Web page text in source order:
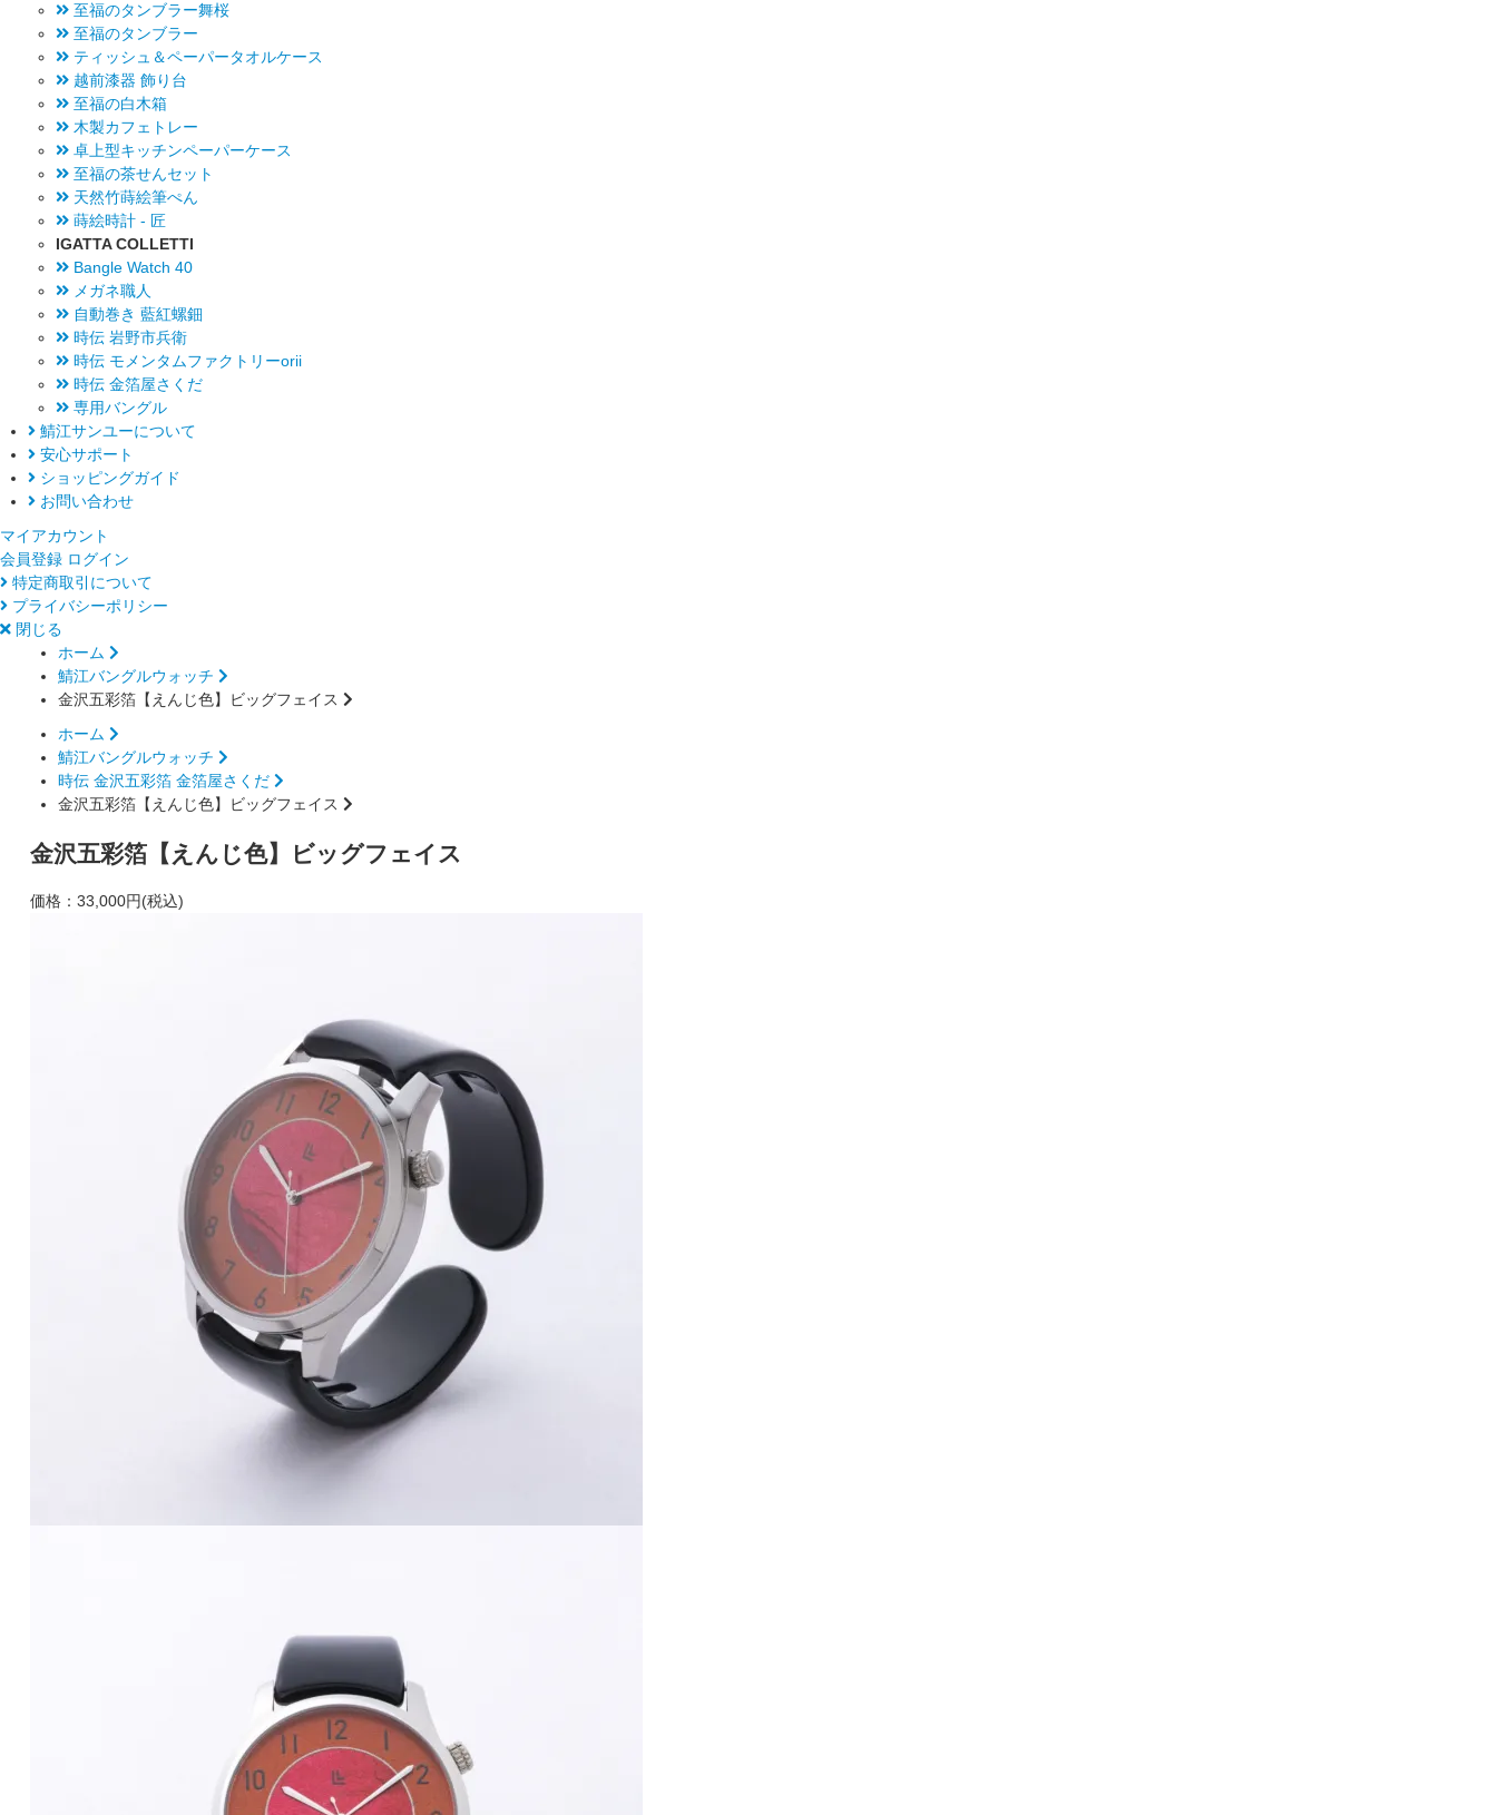
至福のタンブラー舞桜
至福のタンブラー
ティッシュ＆ペーパータオルケース
越前漆器 飾り台
至福の白木箱
木製カフェトレー
卓上型キッチンペーパーケース
至福の茶せんセット
天然竹蒔絵筆ぺん
蒔絵時計 - 匠
IGATTA COLLETTI
Bangle Watch 40
メガネ職人
自動巻き 藍紅螺鈿
時伝 岩野市兵衛
時伝 モメンタムファクトリーorii
時伝 金箔屋さくだ
専用バングル
鯖江サンユーについて
安心サポート
ショッピングガイド
お問い合わせ
マイアカウント
会員登録 ログイン
特定商取引について
プライバシーポリシー
閉じる
ホーム
鯖江バングルウォッチ
金沢五彩箔【えんじ色】ビッグフェイス
ホーム
鯖江バングルウォッチ
時伝 金沢五彩箔 金箔屋さくだ
金沢五彩箔【えんじ色】ビッグフェイス
金沢五彩箔【えんじ色】ビッグフェイス
価格： 33,000円(税込)